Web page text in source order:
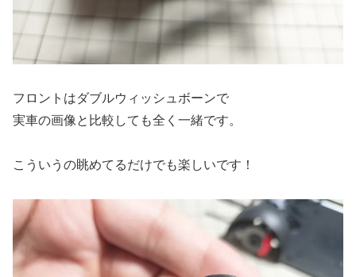
フロントはダブルウィッシュボーンで
実車の画像と比較しても全く一緒です。
こういうの眺めてるだけでも楽しいです！